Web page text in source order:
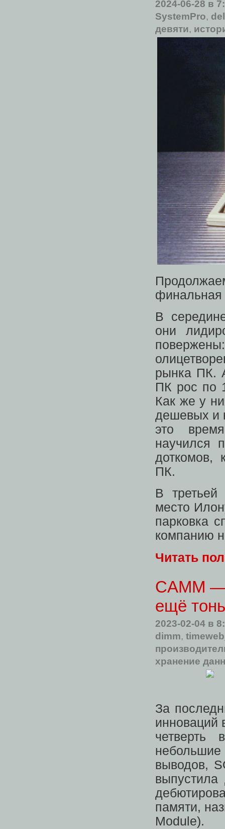
2024-06-28 в
SystemPro,
девяти,
финальная
В
они
рынка ПК.
ПК рос по
Как же у
дешевых и
это
научился
доткомов,
ПК.
В третьей
место
парковка
компанию
Читать
CAMM —
ещё
2023-02-04 в
dimm,
хранение
За
инноваций
четверть
выводов,
памяти,
Module).